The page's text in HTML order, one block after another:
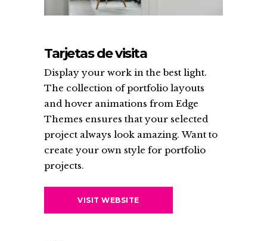
Tarjetas de visita
Display your work in the best light.
The collection of portfolio layouts
and hover animations from Edge
Themes ensures that your selected
project always look amazing. Want to
create your own style for portfolio
projects.
VISIT WEBSITE